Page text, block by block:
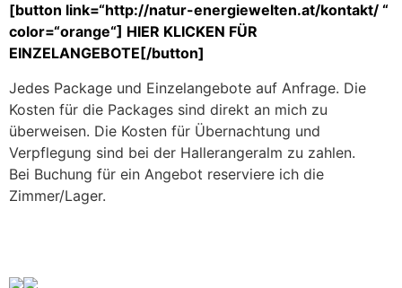
[button link=“http://natur-energiewelten.at/kontakt/ “
color=“orange“] HIER KLICKEN FÜR
EINZELANGEBOTE[/button]
Jedes Package und Einzelangebote auf Anfrage. Die
Kosten für die Packages sind direkt an mich zu
überweisen. Die Kosten für Übernachtung und
Verpflegung sind bei der Hallerangeralm zu zahlen.
Bei Buchung für ein Angebot reserviere ich die
Zimmer/Lager.